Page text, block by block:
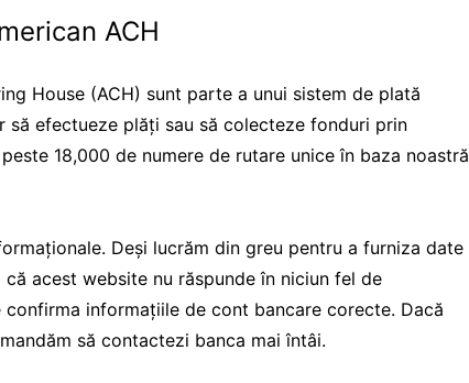
ACH
House (ACH) sunt parte a unui sistem de plată
efectueze plăți sau să colecteze fonduri prin
18,000 de numere de rutare unice în baza noastră
Deși lucrăm din greu pentru a furniza date
acest website nu răspunde în niciun fel de
informațiile de cont bancare corecte. Dacă
să contactezi banca mai întâi.